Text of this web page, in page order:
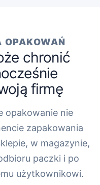
OPAKOWAŃ
chronić
firmę
opakowanie nie
zapakowania
w magazynie,
paczki i po
użytkownikowi.